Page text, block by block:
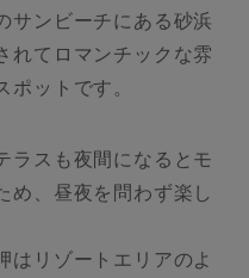
サンビーチにある砂浜
れてロマンチックな雰
ポットです。
ラスも夜間になるとモ
め、昼夜を問わず楽し
はリゾートエリアのよ